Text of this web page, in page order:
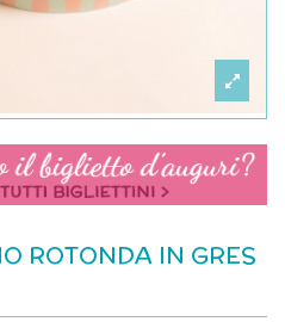
ROTONDA IN GRES